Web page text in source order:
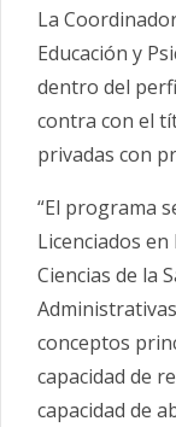
La
Educación y
dentro del
contra con el
privadas con
“El programa
Licenciados
Ciencias de la
conceptos
capacidad de
capacidad de